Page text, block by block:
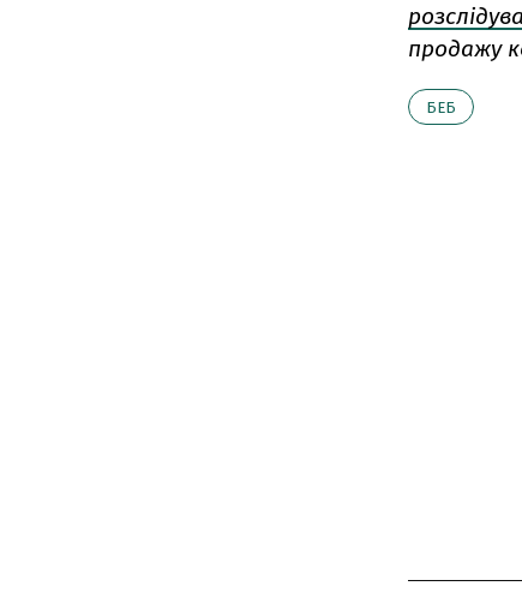
продажу
БЕБ